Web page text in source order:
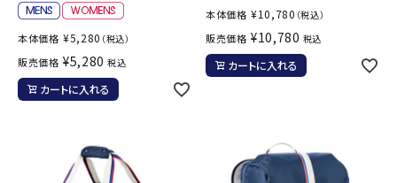
特定商取引法
プライバシーポリシー
本体価格 ¥5,280 （税込）
販売価格 ¥5,280 税込
カートに入れる
本体価格 ¥10,780 （税込）
販売価格 ¥10,780 税込
カートに入れる